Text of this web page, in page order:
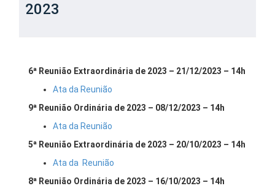
2023
6ª Reunião Extraordinária de 2023 – 21/12/2023 – 14h
Ata da Reunião
9ª Reunião Ordinária de 2023 – 08/12/2023 – 14h
Ata da Reunião
5ª Reunião Extraordinária de 2023 – 20/10/2023 – 14h
Ata da Reunião
8ª Reunião Ordinária de 2023 – 16/10/2023 – 14h